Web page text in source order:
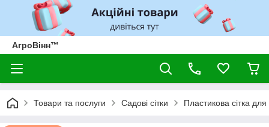
АгроВінн™
Товари та послуги Садові сітки Пластикова сітка